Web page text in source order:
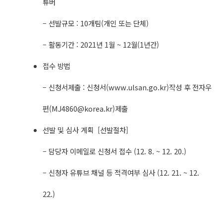
– 선발규모 : 10개팀(개인 또는 단체)
– 활동기간 : 2021년 1월 ~ 12월(1년간)
접수 방법
– 신청서제출 : 신청서(www.ulsan.go.kr)작성 후 전자우
편(MJ4860@korea.kr)제출
선발 및 심사 계획 [선발절차]
– 담당자 이메일로 신청서 접수 (12. 8. ~ 12. 20.)
– 신청자 유튜브 채널 등 적격여부 심사 (12. 21. ~ 12.
22.)